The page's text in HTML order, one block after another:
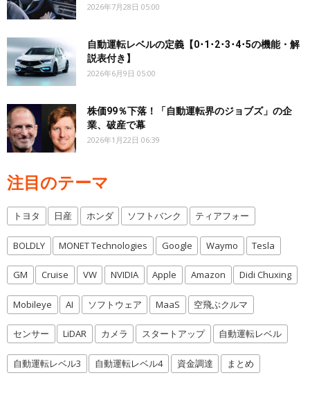
2026年7月28日 05:00
自動運転レベルの定義【0･1･2･3･4･5の機能・解
説表付き】
2026年6月9日 05:00
株価99％下落！「自動運転界のジョブズ」の企
業、破産で幕
2026年1月22日 06:39
注目のテーマ
トヨタ 日産 ホンダ ソフトバンク ティアフォー
BOLDLY MONET Technologies Google Waymo Tesla
GM Cruise VW NVIDIA Apple Amazon Didi Chuxing
Mobileye AI ソフトウェア MaaS 空飛ぶクルマ
センサー LiDAR カメラ スタートアップ 自動運転レベル
自動運転レベル3 自動運転レベル4 資金調達 まとめ